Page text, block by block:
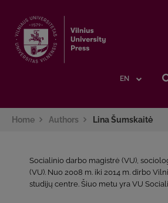
EN
Home Authors Lina Šumskaitė
Socialinio darbo magistrė (VU),
(VU). Nuo 2008 m. iki 2014 m. dirbo
studijų centre. Šiuo metu yra VU